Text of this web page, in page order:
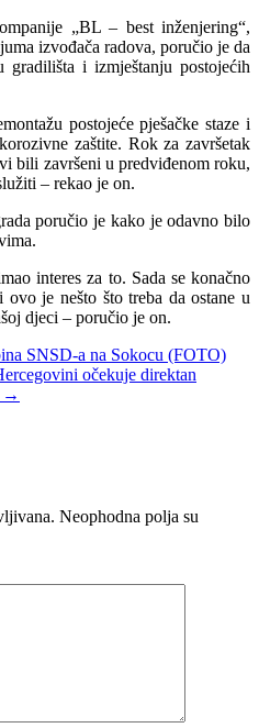
„BL – best inženjering“,
izvođača radova, poručio je da
gradilišta i izmještanju postojećih
postojeće pješačke staze i
zaštite. Rok za završetak
bili završeni u predviđenom roku,
– rekao je on.
poručio je kako je odavno bilo
interes za to. Sada se konačno
je nešto što treba da ostane u
djeci – poručio je on.
SNSD-a na Sokocu (FOTO)
očekuje direktan
→
Neophodna polja su